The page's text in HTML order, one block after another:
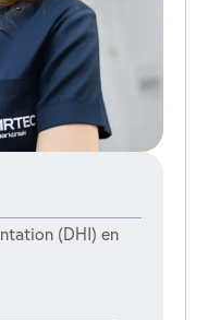
(DHI) en